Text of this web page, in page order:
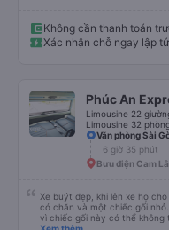
Không cần thanh toán
Xác nhận chỗ ngay lập
Phúc An
Limousine 22
Limousine 32
Văn phòng Sài
6 giờ 35 phút
Bưu điện Cam
Xe buýt đẹp, khi lên xe họ
có chăn và một chiếc gối
vì chiếc gối này có thể không